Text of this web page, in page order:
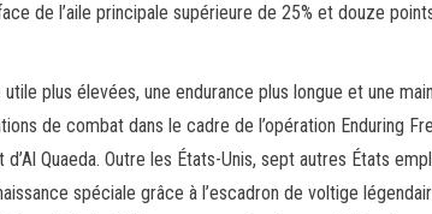
de l’aile principale supérieure de 25% et douze
plus élevées, une endurance plus longue et une
de combat dans le cadre de l’opération Enduring
Quaeda. Outre les États-Unis, sept autres États
spéciale grâce à l’escadron de voltige